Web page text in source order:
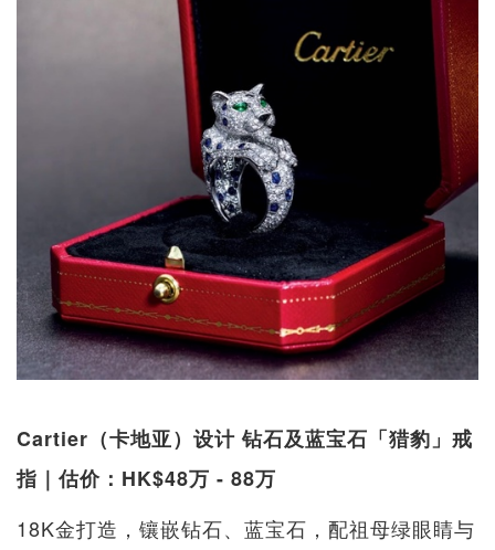
Cartier（卡地亚）设计 钻石及蓝宝石「猎豹」戒
指｜估价：HK$48万 - 88万
18K金打造，镶嵌钻石、蓝宝石，配祖母绿眼睛与